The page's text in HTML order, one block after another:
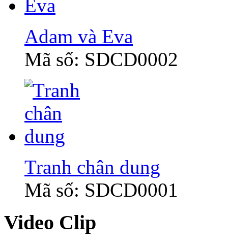
Adam và Eva
Mã số: SDCD0002
Tranh chân dung
Mã số: SDCD0001
Video Clip